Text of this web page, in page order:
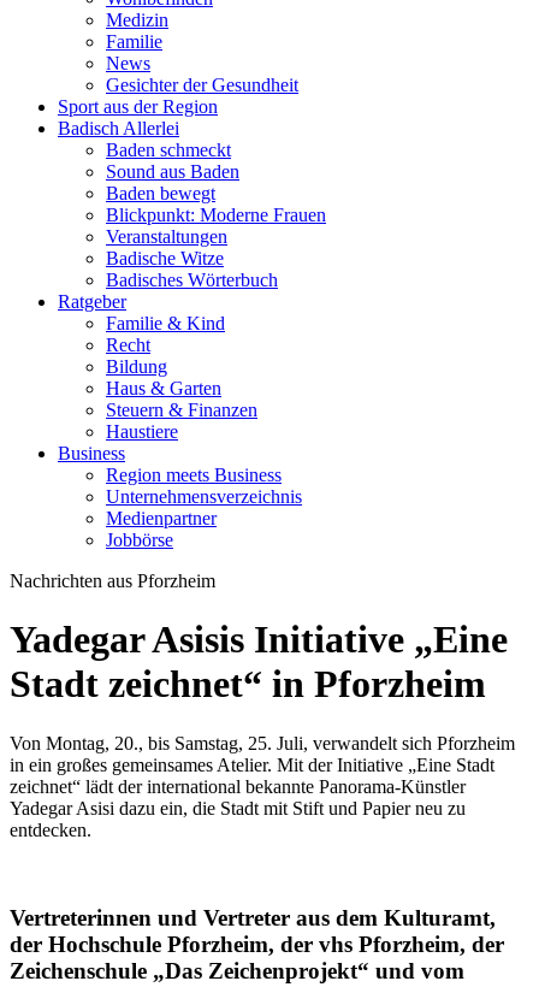
Medizin
Familie
News
Gesichter der Gesundheit
Sport aus der Region
Badisch Allerlei
Baden schmeckt
Sound aus Baden
Baden bewegt
Blickpunkt: Moderne Frauen
Veranstaltungen
Badische Witze
Badisches Wörterbuch
Ratgeber
Familie & Kind
Recht
Bildung
Haus & Garten
Steuern & Finanzen
Haustiere
Business
Region meets Business
Unternehmensverzeichnis
Medienpartner
Jobbörse
Nachrichten aus Pforzheim
Yadegar Asisis Initiative „Eine
Stadt zeichnet“ in Pforzheim
Von Montag, 20., bis Samstag, 25. Juli, verwandelt sich Pforzheim
in ein großes gemeinsames Atelier. Mit der Initiative „Eine Stadt
zeichnet“ lädt der international bekannte Panorama-Künstler
Yadegar Asisi dazu ein, die Stadt mit Stift und Papier neu zu
entdecken.
Vertreterinnen und Vertreter aus dem Kulturamt,
der Hochschule Pforzheim, der vhs Pforzheim, der
Zeichenschule „Das Zeichenprojekt“ und vom